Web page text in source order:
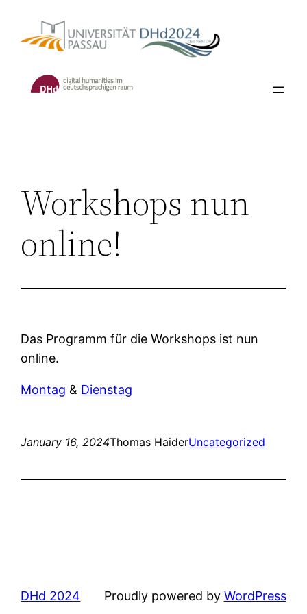
content
Workshops nun
online!
Das Programm für die Workshops ist nun
online.
Montag & Dienstag
January 16, 2024Thomas HaiderUncategorized
DHd 2024 Proudly powered by WordPress